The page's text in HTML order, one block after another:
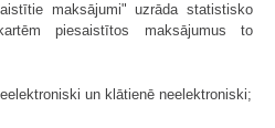
maksājumi" uzrāda statistisko
piesaistītos maksājumus to
un klātienē neelektroniski;